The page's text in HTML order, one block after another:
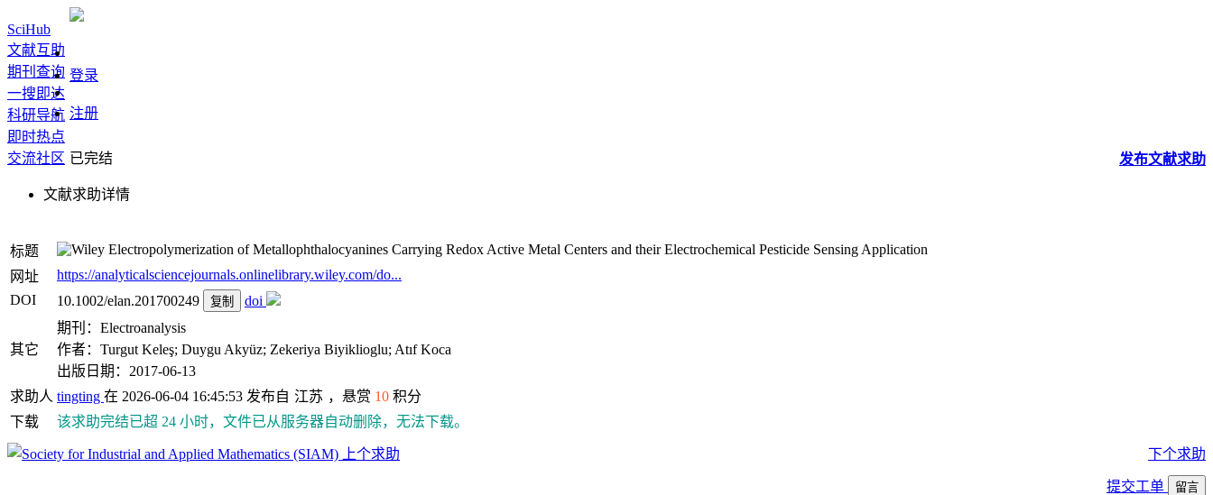
SciHub
文献互助
期刊查询
一搜即达
科研导航
即时热点
交流社区
登录
注册
发布文献求助
已完结
文献求助详情
标题
Electropolymerization of Metallophthalocyanines Carrying Redox Active Metal Centers and their Electrochemical Pesticide Sensing Application
网址
https://analyticalsciencejournals.onlinelibrary.wiley.com/do...
DOI
10.1002/elan.201700249 复制 doi
其它
期刊：Electroanalysis
作者：Turgut Keleş; Duygu Akyüz; Zekeriya Biyiklioglu; Atıf Koca
出版日期：2017-06-13
求助人 tingting 在 2026-06-04 16:45:53 发布自 江苏 ，悬赏 10 积分
下载
该求助完结已超 24 小时，文件已从服务器自动删除，无法下载。
上个求助 下个求助
提交工单 留言